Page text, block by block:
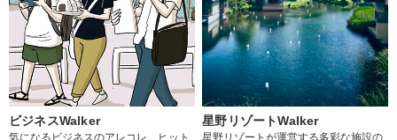
ビジネスWalker
気になるビジネスのアレコレ、ヒット
星野リゾートWalker
星野リゾートが運営する多彩な施設の